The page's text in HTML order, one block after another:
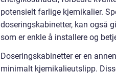
potensielt farlige kjemikalier.
doseringskabinetter, kan også
som er enkle å installere og
Doseringskabinetter er en
minimalt kjemikalieutslipp.